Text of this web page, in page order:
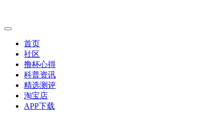
首页
社区
撸杯心得
科普资讯
精选测评
淘宝店
APP下载